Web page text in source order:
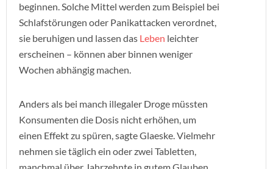
beginnen. Solche Mittel werden zum Beispiel bei
Schlafstörungen oder Panikattacken verordnet,
sie beruhigen und lassen das Leben leichter
erscheinen – können aber binnen weniger
Wochen abhängig machen.
Anders als bei manch illegaler Droge müssten
Konsumenten die Dosis nicht erhöhen, um
einen Effekt zu spüren, sagte Glaeske. Vielmehr
nehmen sie täglich ein oder zwei Tabletten,